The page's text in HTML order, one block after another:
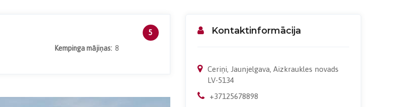
5
Kempinga mājiņas: 8
Kontaktinformācija
Ceriņi, Jaunjelgava, Aizkraukles novads
LV-5134
+37125678898